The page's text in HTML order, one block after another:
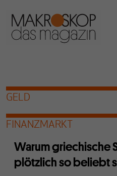
GELD
FINANZMARKT
Warum griechische
plötzlich so beliebt